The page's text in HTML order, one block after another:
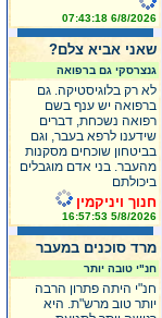
6/8/2026 07:43:18
שאני אביא צלם?
גנצרסקי גם ברפואה
לא רק בלוגיסטיקה. גם
ברפואה יש ענף בשם
רפואה נשכחת, דברים
שידענו לרפא בעבר, וגם
בביטחון שוכחים מסקנות
מהעבר. בני אדם מוגבלים
ביכולתם
חנוך ויניקמין
5/8/2026 16:57:53
מרד סוכנים במעבר
חנ"י טובה יותר
חנ"י היתה פתרון הרבה
יותר טוב מרש"ת. היא